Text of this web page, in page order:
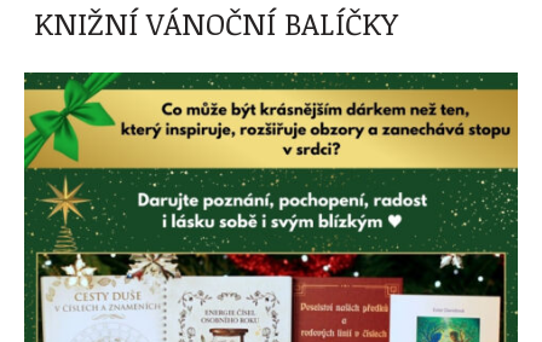
KNIŽNÍ VÁNOČNÍ BALÍČKY